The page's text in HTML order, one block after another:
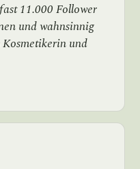
11.000 Follower
und wahnsinnig
und